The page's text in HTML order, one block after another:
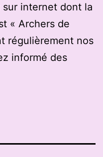
internet dont la
« Archers de
régulièrement nos
informé des